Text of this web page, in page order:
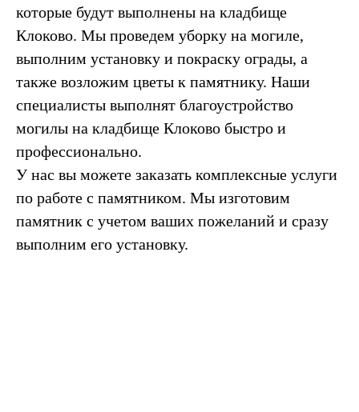
которые будут выполнены на кладбище
Клоково. Мы проведем уборку на могиле,
выполним установку и покраску ограды, а
также возложим цветы к памятнику. Наши
специалисты выполнят благоустройство
могилы на кладбище Клоково быстро и
профессионально.
У нас вы можете заказать комплексные услуги
по работе с памятником. Мы изготовим
памятник с учетом ваших пожеланий и сразу
выполним его установку.